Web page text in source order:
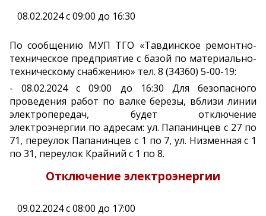
08.02.2024 с 09:00 до 16:30
По сообщению МУП ТГО «Тавдинское ремонтно-
техническое предприятие с базой по материально-
техническому снабжению» тел. 8 (34360) 5-00-19:
- 08.02.2024 с 09:00 до 16:30 Для безопасного
проведения работ по валке березы, вблизи линии
электропередач, будет отключение
электроэнергии по адресам: ул. Папанинцев с 27 по
71, переулок Папанинцев с 1 по 7, ул. Низменная с 1
по 31, переулок Крайний с 1 по 8.
Отключение электроэнергии
09.02.2024 с 08:00 до 17:00